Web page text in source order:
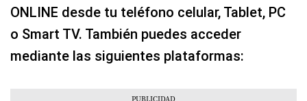
ONLINE desde tu teléfono celular, Tablet, PC
o Smart TV. También puedes acceder
mediante las siguientes plataformas: